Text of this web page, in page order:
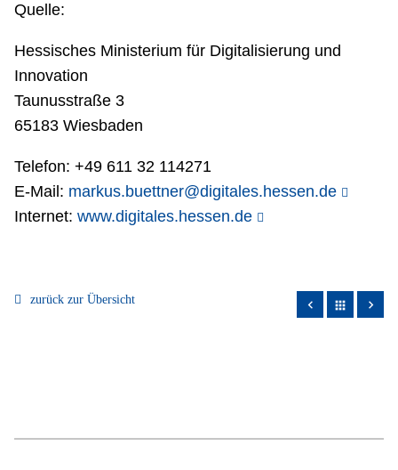
Quelle:
Hessisches Ministerium für Digitalisierung und
Innovation
Taunusstraße 3
65183 Wiesbaden
Telefon: +49 611 32 114271
E-Mail: markus.buettner@digitales.hessen.de
Internet: www.digitales.hessen.de
zurück zur Übersicht apps